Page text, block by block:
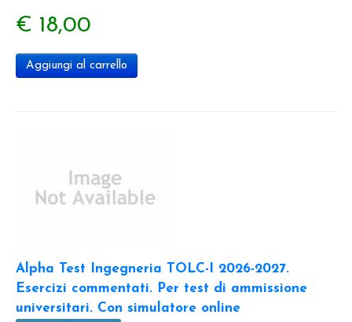
€ 18,00
Aggiungi al carrello
Alpha Test Ingegneria TOLC-I 2026-2027.
Esercizi commentati. Per test di ammissione
universitari. Con simulatore online